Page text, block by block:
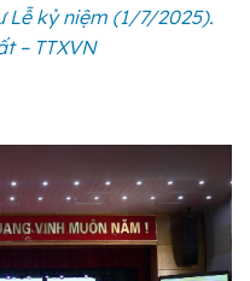
Lễ kỷ niệm (1/7/2025).
– TTXVN